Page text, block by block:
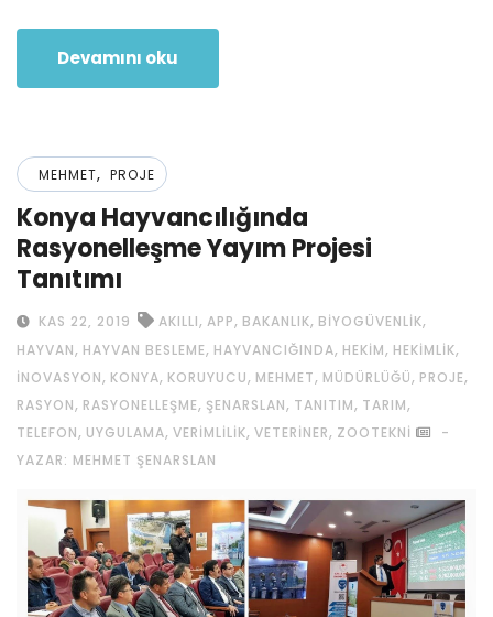
Devamını oku
MEHMET, PROJE
Konya Hayvancılığında
Rasyonelleşme Yayım Projesi
Tanıtımı
KAS 22, 2019 AKILLI, APP, BAKANLIK, BIYOGÜVENLIK,
HAYVAN, HAYVAN BESLEME, HAYVANCIĞINDA, HEKIM, HEKIMLIK,
INOVASYON, KONYA, KORUYUCU, MEHMET, MÜDÜRLÜĞÜ, PROJE,
RASYON, RASYONELLEŞME, ŞENARSLAN, TANITIM, TARIM,
TELEFON, UYGULAMA, VERIMLILIK, VETERINER, ZOOTEKNI
-
YAZAR: MEHMET ŞENARSLAN